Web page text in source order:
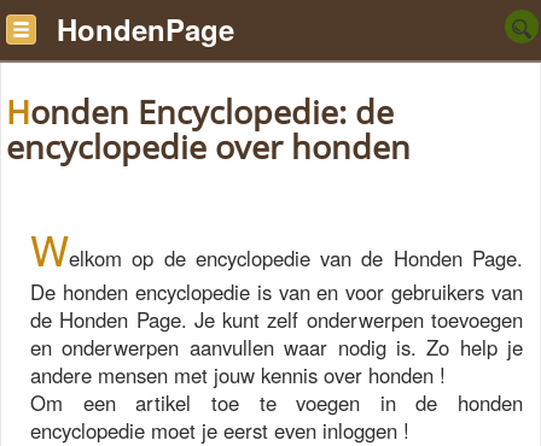
HondenPage
Honden Encyclopedie: de
encyclopedie over honden
Welkom op de encyclopedie van de Honden Page.
De honden encyclopedie is van en voor gebruikers van
de Honden Page. Je kunt zelf onderwerpen toevoegen
en onderwerpen aanvullen waar nodig is. Zo help je
andere mensen met jouw kennis over honden !
Om een artikel toe te voegen in de honden
encyclopedie moet je eerst even inloggen !